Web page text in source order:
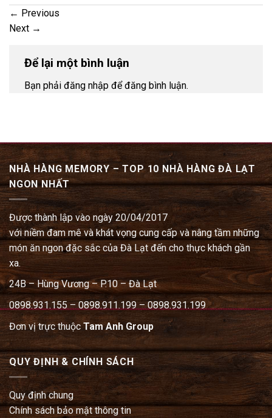
← Previous
Next →
Để lại một bình luận
Bạn phải đăng nhập để đăng bình luận.
NHÀ HÀNG MEMORY – TOP 10 NHÀ HÀNG ĐÀ LẠT
NGON NHẤT
Được thành lập vào ngày 20/04/2017
với niềm đam mê và khát vọng cung cấp và nâng tầm những
món ăn ngon đặc sắc của Đà Lạt đến cho thực khách gần
xa.
24B – Hùng Vương – P.10 – Đà Lạt
0898.931.155 – 0898.911.199 – 0898.931.199
Đơn vị trực thuộcTam Anh Group
QUY ĐỊNH & CHÍNH SÁCH
Quy định chung
Chính sách bảo mật thông tin